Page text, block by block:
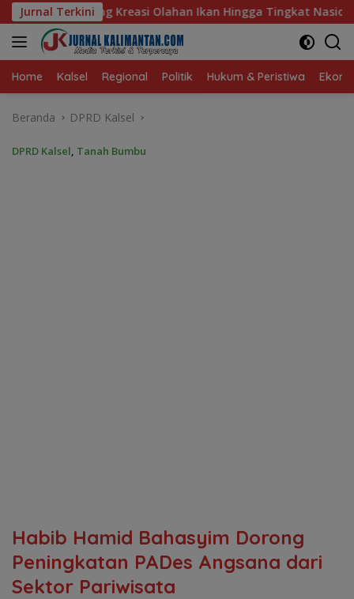
Langsung
ke
konten
Jurnal Terkini
Ikan Hingga Tingkat Nasional Pada Lomba Masak Serba
Home Kalsel Regional Politik Hukum & Peristiwa
Beranda DPRD Kalsel
DPRD Kalsel, Tanah Bumbu
Habib Hamid Bahasyim Dorong
Peningkatan PADes Angsana dari
Sektor Pariwisata